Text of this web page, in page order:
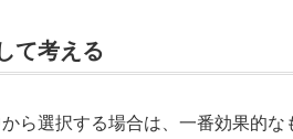
て考える
ら選択する場合は、一番効果的